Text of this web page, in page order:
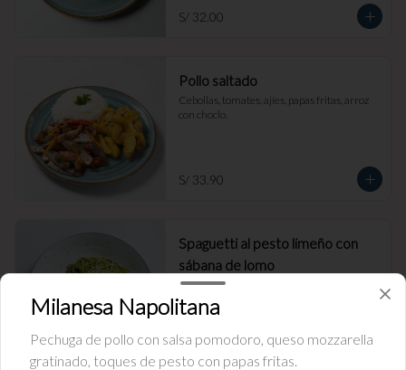
S/ 32.00
Pollo saltado
Cebollas, tomates, ajíes, papas fritas, arroz
con choclo.
S/ 33.90
Spaguetti al pesto limeño con
sábana de lomo
S/ 39.90
Milanesa Napolitana
Pechuga de pollo con salsa pomodoro, queso mozzarella
gratinado, toques de pesto con papas fritas.